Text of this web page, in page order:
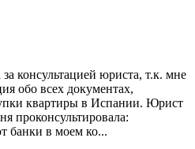
консультацией юриста, т.к. мне
обо всех документах,
квартиры в Испании. Юрист
проконсультировала:
банки в моем ко...